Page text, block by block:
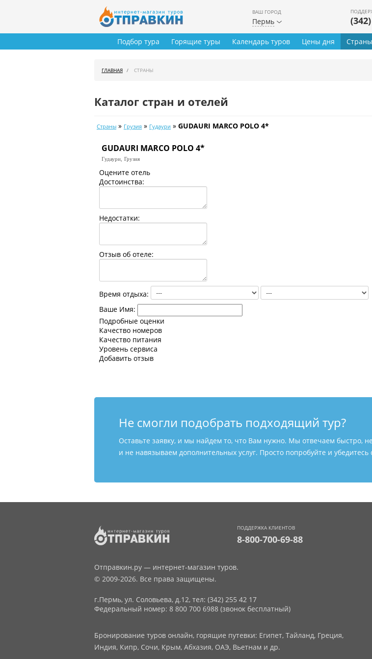
ВАШ ГОРОД
Пермь
Подбор тура Горящие туры Календарь туров Цены дня Страны
ГЛАВНАЯ СТРАНЫ
Каталог стран и отелей
Страны » Грузия » Гудаури » GUDAURI MARCO POLO 4*
GUDAURI MARCO POLO 4*
Гудаури, Грузия
Оцените отель
Достоинства:
Недостатки:
Отзыв об отеле:
Время отдыха:
Ваше Имя:
Подробные оценки
Качество номеров
Качество питания
Уровень сервиса
Добавить отзыв
Не смогли подобрать подходящий тур?
Оставьте заявку, и мы найдем то, что Вам нужно. Мы отвечаем быстро,
и не навязываем дополнительных услуг. Просто попробуйте и убедитесь
ПОДДЕРЖКА КЛИЕНТОВ
8-800-700-69-88
Отправкин.ру — интернет-магазин туров.
© 2009-2026. Все права защищены.
г.Пермь, ул. Соловьева, д.12, тел: (342) 255 42 17
Федеральный номер: 8 800 700 6988 (звонок бесплатный)
Бронирование туров онлайн, горящие путевки: Египет, Тайланд, Греция,
Индия, Кипр, Сочи, Крым, Абхазия, ОАЭ, Вьетнам и др.